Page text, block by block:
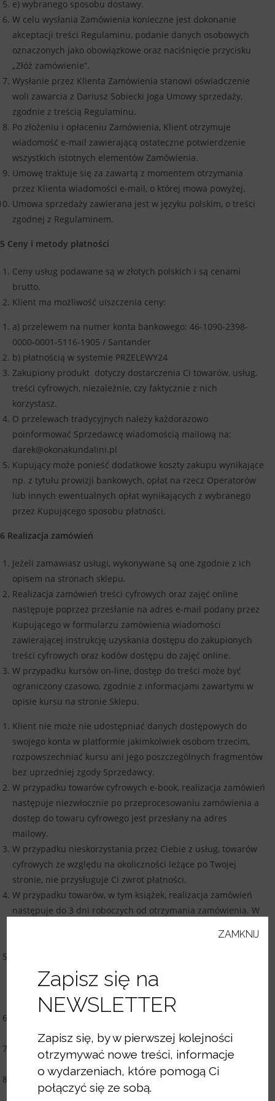
e) wybranego sposobu dostawy.
W celu wysłania Zamówienia konieczne jest dokonanie
akceptacji treści Regulaminu, podanie danych osobowych
oznaczonych jako obowiązkowe oraz naciśnięcie przycisku
„Złóż zamówienie”.
Wysłanie przez Klienta Zamówienia stanowi oświadczenie
woli zawarcia z Dariusz Sobiecki Joga Umowy sprzedaży,
zgodnie z treścią Regulaminu.
Po złożeniu i opłaceniu Zamówienia, Klient otrzymuje
wiadomość e-mail zawierającą ostateczne potwierdzenie
wszystkich istotnych elementów Zamówienia.
Umowę traktuje się za zawartą z momentem otrzymania
przez Klienta wiadomości e-mail, o której mowa powyżej.
Umowa sprzedaży zawierana jest w języku polskim, o treści
zgodnej z Regulaminem.
5 Ceny i metody płatności
Ceny usług podawane są w złotych polskich i są cenami
brutto.
Klient ma możliwość uiszczenia ceny:
a) przelewem na numer konta bankowego: 46-1090-2398-
0000-0001-5116-1905 / Santander
b) płatnością w systemie PRZELEWY24
Zakupiony produkt dotyczy dostarczenia Ci towarów, usług,
treści cyfrowych, niezależnie, czy faktycznie z nich
korzystasz.
O przelewach tradycyjnych należy każdorazowo
poinformować Sprzedawcę wiadomością mailową na:
darek@okonakundalini.pl
Kupujący może ponieść dodatkowe koszty zakupu wynikające
np. z tytułu prowizji bankowych, opłat na rzecz Operatorów
lub innych ewentualnych opłat wynikających z wybranego
przez Kupującego sposobu płatności.
6 Realizacja zamówień
Jeżeli zamawiasz usługi, wykonywane są one zgodnie z ich
opisem na stronach sklepu.
Realizacja zamówień treści cyfrowych oraz zajęć online
następuje poprzez przesłanie na adres e-mail podany przez
Kupującego w formularzu zamówienia wiadomości
zawierającej instrukcję uzyskania dostępu do zakupionych
treści cyfrowych oraz kodów dostępu do zajęć online.
W przypadku kursów on-line, dostęp do treści może być
ograniczony czasowo, zgodnie z informacjami zawartymi w
opisie kursu na stronie Sklepu.
Klient nie może nie udostępniać danych dostępowych do
swojego konta w platformie jakimkolwiek osobom trzecim,
rozpowszechniać kursu ani jego poszczególnych fragmentów
bez uprzedniej zgody Sprzedawcy.
W przypadku towarów cyfrowych e-book, realizacja zamówień
następuje niezwłocznie po przeprocesowaniu zamówienia a
dostęp do towaru cyfrowego jest przesłany na adres
mailowy.
W przypadku nieskorzystania przez Ciebie z usług, towarów
cyfrowych ze względu na okoliczności leżące po Twojej
stronie, nie przysługuje Ci zwrot płatności.
W przypadku towarów, w tym książek, realizacja zamówień
następuje do 3 dni roboczych od otrzymania zamówienia. W
wystawiona na wcześniejsze życzenie Klienta. Faktura
dostarczana będzie w formie elektronicznej, na co Kupujący
wyraża zgodę.
Zamówienia w przypadku:
a) Podania przez Kupującego nieprawdziwych danych
koniecznych do realizacji Zamówienia,
b) Braku płatności za Zamówienie we wskazanym terminie.
Zapisz się na
NEWSLETTER
Zapisz się, by w pierwszej kolejności
otrzymywać nowe treści, informacje
o wydarzeniach, które pomogą Ci
połączyć się ze sobą.
ZAMKNIJ